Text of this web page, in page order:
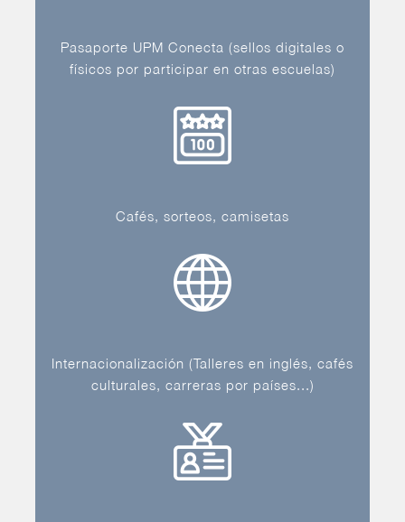
Pasaporte UPM Conecta (sellos digitales o
físicos por participar en otras escuelas)
Cafés, sorteos, camisetas
Internacionalización (Talleres en inglés, cafés
culturales, carreras por países...)